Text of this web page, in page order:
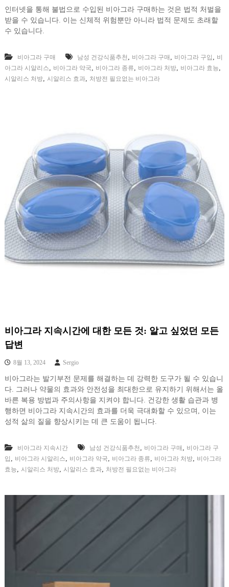
인터넷을 통해 불법으로 수입된 비아그라 구매하는 것은 법적 처벌을
받을 수 있습니다. 이는 신체적 위험뿐만 아니라 법적 문제도 초래할
수 있습니다.
비아그라 구매 남성 건강식품추천 비아그라 구매 비아그라 구입
비
아그라 시알리스
비아그라 약국 비아그라 종류 비아그라 처방, 비아그라 효능
시알리스 처방, 시알리스 효과, 처방전 필요없는 비아그라
비아그라 지속시간에 대한 모든 것: 알고 싶었던 모든
답변
8월 13, 2024 Sergio
비아그라는 발기부전 문제를 해결하는 데 강력한 도구가 될 수 있습니
다. 그러나 약물의 효과와 안전성을 최대한으로 유지하기 위해서는 올
바른 복용 방법과 주의사항을 지켜야 합니다. 건강한 생활 습관과 병
행하면 비아그라 지속시간의 효과를 더욱 극대화할 수 있으며, 이는
성적 삶의 질을 향상시키는 데 큰 도움이 됩니다.
비아그라 지속시간 남성 건강식품추천 비아그라 구매
비아그라 구
입
비아그라 시알리스 비아그라 약국 비아그라 종류 비아그라 처방,
비아그라
효능
시알리스 처방, 시알리스 효과, 처방전 필요없는 비아그라